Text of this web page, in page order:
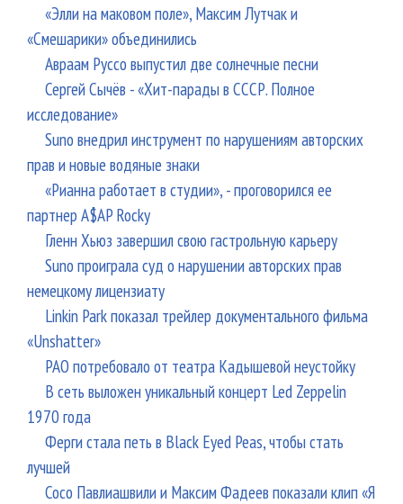
«Элли на маковом поле», Максим Лутчак и
«Смешарики» объединились
Авраам Руссо выпустил две солнечные песни
Сергей Сычёв - «Хит-парады в СССР. Полное
исследование»
Suno внедрил инструмент по нарушениям авторских
прав и новые водяные знаки
«Рианна работает в студии», - проговорился ее
партнер A$AP Rocky
Гленн Хьюз завершил свою гастрольную карьеру
Suno проиграла суд о нарушении авторских прав
немецкому лицензиату
Linkin Park показал трейлер документального фильма
«Unshatter»
РАО потребовало от театра Кадышевой неустойку
В сеть выложен уникальный концерт Led Zeppelin
1970 года
Ферги стала петь в Black Eyed Peas, чтобы стать
лучшей
Сосо Павлиашвили и Максим Фадеев показали клип «Я